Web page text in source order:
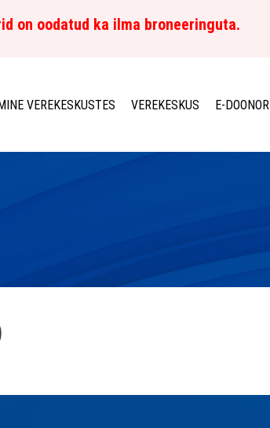
on oodatud ka ilma broneeringuta.
VEREKESKUSTES VEREKESKUS E-DOONOR